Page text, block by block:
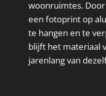
woonruimtes.
een fotoprint op
te hangen en te
blijft het materiaal
jarenlang van